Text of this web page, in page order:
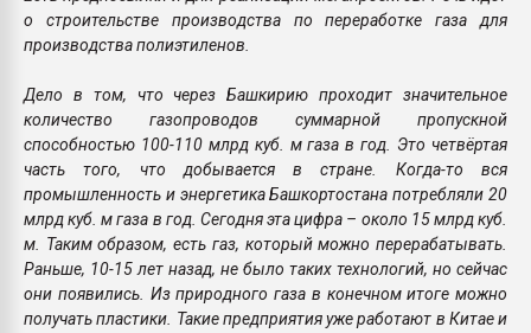
о строительстве производства по переработке газа для
производства полиэтиленов.
Дело в том, что через Башкирию проходит значительное
количество газопроводов суммарной пропускной
способностью 100-110 млрд куб. м газа в год. Это четвёртая
часть того, что добывается в стране. Когда-то вся
промышленность и энергетика Башкортостана потребляли 20
млрд куб. м газа в год. Сегодня эта цифра – около 15 млрд куб.
м. Таким образом, есть газ, который можно перерабатывать.
Раньше, 10-15 лет назад, не было таких технологий, но сейчас
они появились. Из природного газа в конечном итоге можно
получать пластики. Такие предприятия уже работают в Китае и